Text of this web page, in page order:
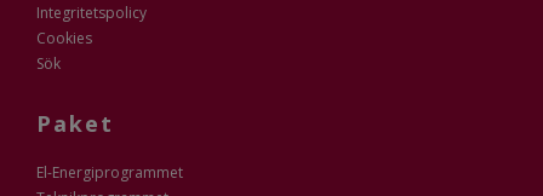
Integritetspolicy
Cookies
Sök
Paket
El-Energiprogrammet